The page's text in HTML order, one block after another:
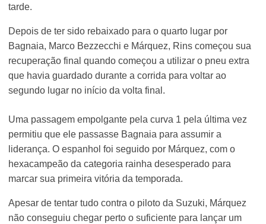
tarde.
Depois de ter sido rebaixado para o quarto lugar por
Bagnaia, Marco Bezzecchi e Márquez, Rins começou sua
recuperação final quando começou a utilizar o pneu extra
que havia guardado durante a corrida para voltar ao
segundo lugar no início da volta final.
Uma passagem empolgante pela curva 1 pela última vez
permitiu que ele passasse Bagnaia para assumir a
liderança. O espanhol foi seguido por Márquez, com o
hexacampeão da categoria rainha desesperado para
marcar sua primeira vitória da temporada.
Apesar de tentar tudo contra o piloto da Suzuki, Márquez
não conseguiu chegar perto o suficiente para lançar um